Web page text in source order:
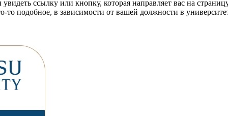
ссылку или кнопку, которая направляет вас на
то подобное, в зависимости от вашей должности в